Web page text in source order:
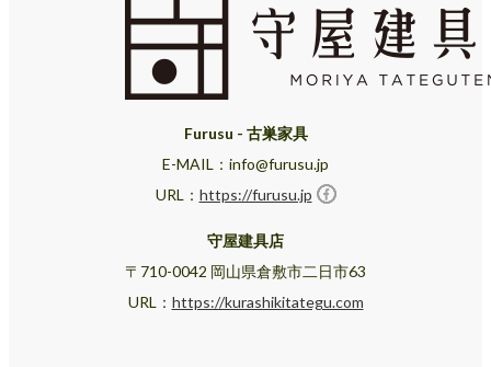
Furusu - 古巣家具
E-MAIL：info@furusu.jp
URL： https://furusu.jp
守屋建具店
〒710-0042 岡山県倉敷市二日市63
URL： https://kurashikitategu.com